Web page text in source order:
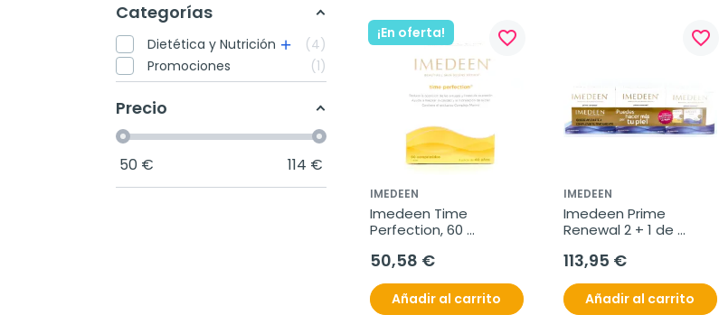
Categorías
Dietética y Nutrición
4
Promociones
1
Precio
50 € 114 €
¡En oferta! favorite_border
IMEDEEN
Imedeen Time
Perfection, 60
50,58 €
Añadir al carrito
favorite_border
IMEDEEN
Imedeen Prime
Renewal 2 + 1 de
113,95 €
Añadir al carrito